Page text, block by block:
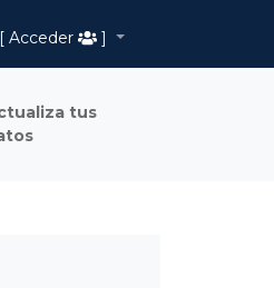
[ Acceder
]
tus